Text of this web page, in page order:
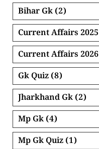
Bihar Gk (2)
Current Affairs 2025
Current Affairs 2026
Gk Quiz (8)
Jharkhand Gk (2)
Mp Gk (4)
Mp Gk Quiz (1)